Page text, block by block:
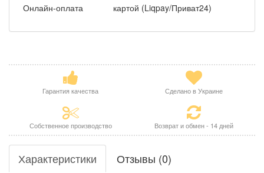
Онлайн-оплата
картой (Liqpay/Приват24)
Гарантия качества Сделано в Украине
Собственное производство Возврат и обмен - 14 дней
Характеристики Отзывы (0)